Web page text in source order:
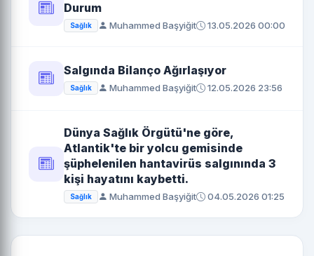
Durum
Sağlık Muhammed Başyiğit 13.05.2026 00:00
Salgında Bilanço Ağırlaşıyor
Sağlık Muhammed Başyiğit 12.05.2026 23:56
Dünya Sağlık Örgütü'ne göre,
Atlantik'te bir yolcu gemisinde
şüphelenilen hantavirüs salgınında 3
kişi hayatını kaybetti.
Sağlık Muhammed Başyiğit 04.05.2026 01:25